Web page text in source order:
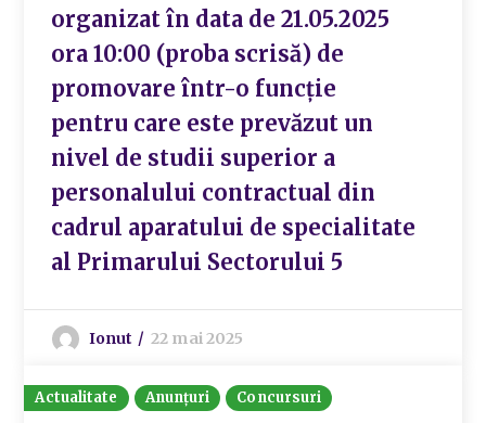
organizat în data de 21.05.2025
ora 10:00 (proba scrisă) de
promovare într-o funcţie
pentru care este prevăzut un
nivel de studii superior a
personalului contractual din
cadrul aparatului de specialitate
al Primarului Sectorului 5
Ionut 22 mai 2025
Actualitate Anunțuri Concursuri